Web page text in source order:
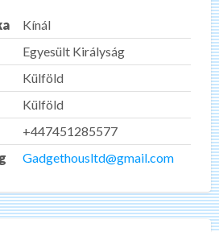
Kínál
Egyesült Királyság
Külföld
Külföld
+447451285577
Gadgethousltd@gmail.com